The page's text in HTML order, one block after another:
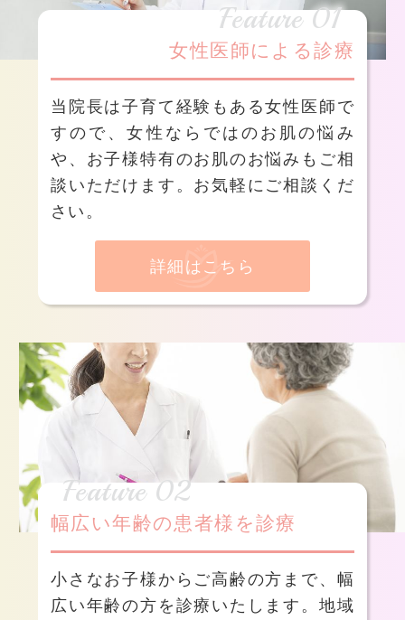
Feature 01
女性医師による診療
当院長は子育て経験もある女性医師で
すので、女性ならではのお肌の悩み
や、お子様特有のお肌のお悩みもご相
談いただけます。お気軽にご相談くだ
さい。
詳細はこちら
Feature 02
幅広い年齢の患者様を診療
小さなお子様からご高齢の方まで、幅
広い年齢の方を診療いたします。地域